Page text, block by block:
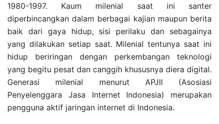
1980-1997. Kaum milenial saat ini santer
diperbincangkan dalam berbagai kajian maupun berita
baik dari gaya hidup, sisi perilaku dan sebagainya
yang dilakukan setiap saat. Milenial tentunya saat ini
hidup beriringan dengan perkembangan teknologi
yang begitu pesat dan canggih khususnya diera digital.
Generasi milenial menurut APJII (Asosiasi
Penyelenggara Jasa Internet Indonesia) merupakan
pengguna aktif jaringan internet di Indonesia.